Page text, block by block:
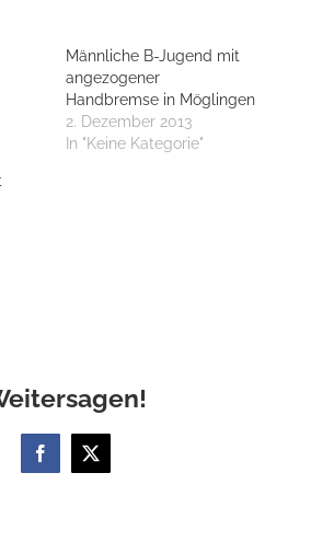
Männliche B-Jugend mit
angezogener
Handbremse in Möglingen
2. Dezember 2013
In "Keine Kategorie"
Facebook
X